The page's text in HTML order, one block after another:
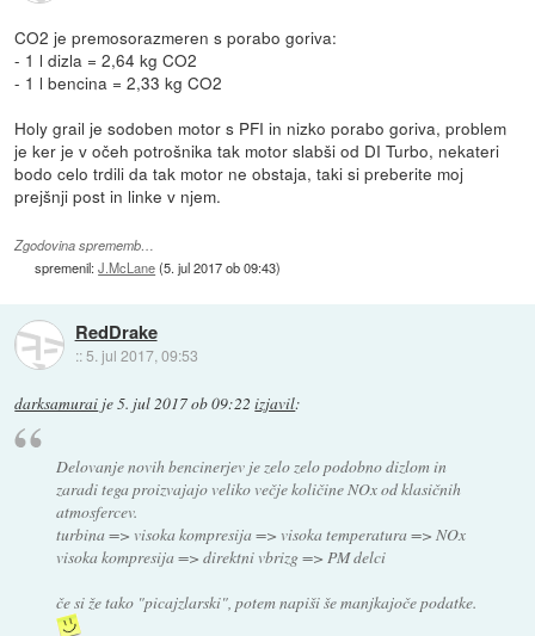
CO2 je premosorazmeren s porabo goriva:
- 1 l dizla = 2,64 kg CO2
- 1 l bencina = 2,33 kg CO2
Holy grail je sodoben motor s PFI in nizko porabo goriva, problem
je ker je v očeh potrošnika tak motor slabši od DI Turbo, nekateri
bodo celo trdili da tak motor ne obstaja, taki si preberite moj
prejšnji post in linke v njem.
Zgodovina sprememb…
spremenil:J.McLane(5. jul 2017 ob 09:43)
RedDrake
:: 5. jul 2017, 09:53
darksamurai je5. jul 2017 ob 09:22 izjavil:
Delovanje novih bencinerjev je zelo zelo podobno dizlom in
zaradi tega proizvajajo veliko večje količine NOx od klasičnih
atmosfercev.
turbina => visoka kompresija => visoka temperatura => NOx
visoka kompresija => direktni vbrizg => PM delci
če si že tako "picajzlarski", potem napiši še manjkajoče podatke.